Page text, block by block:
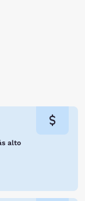
alto